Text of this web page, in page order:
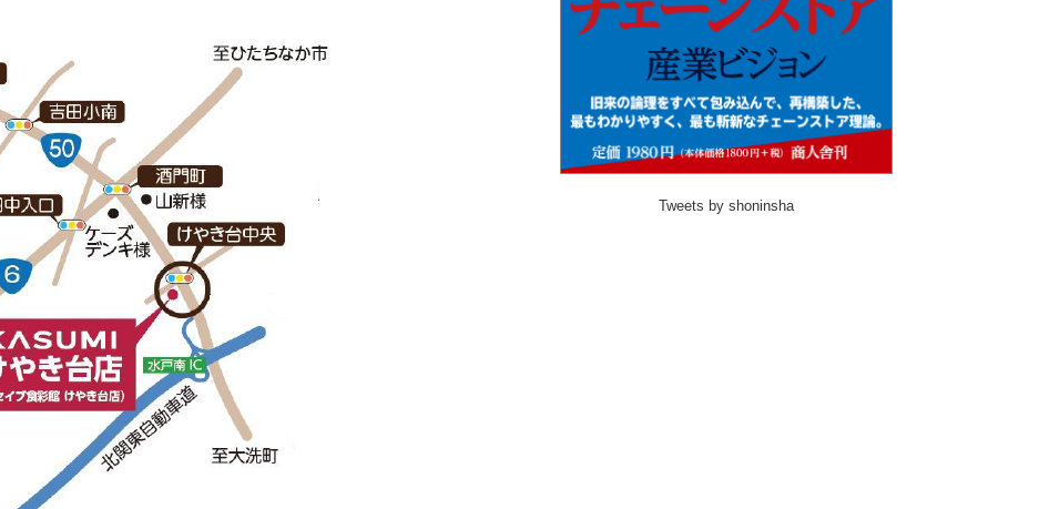
Tweets by shoninsha